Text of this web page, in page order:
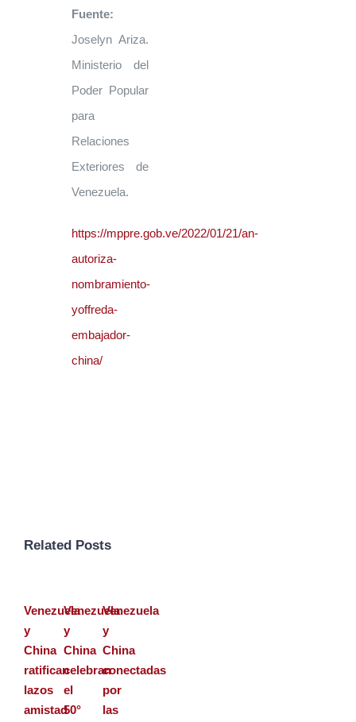
Fuente:
Joselyn Ariza.
Ministerio del
Poder Popular
para
Relaciones
Exteriores de
Venezuela.
https://mppre.gob.ve/2022/01/21/an-
autoriza-
nombramiento-
yoffreda-
embajador-
china/
Related Posts
Venezuela
y
China
ratifican
lazos
amistad
Venezuela
y
China
celebran
el
50°
Venezuela
y
China
conectadas
por
las